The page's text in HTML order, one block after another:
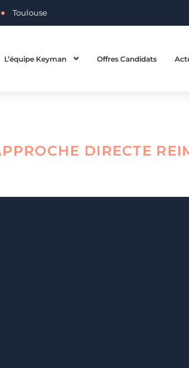
Toulouse
L’équipe Keyman Offres Candidats
DIRECTE